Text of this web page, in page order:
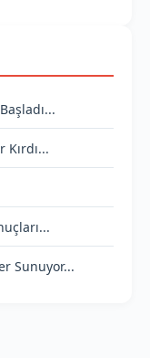
Sunuyor...